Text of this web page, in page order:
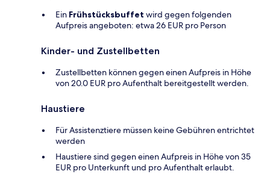
Ein Frühstücksbuffet wird gegen folgenden
Aufpreis angeboten: etwa 26 EUR pro Person
Kinder- und Zustellbetten
Zustellbetten können gegen einen Aufpreis in Höhe
von 20.0 EUR pro Aufenthalt bereitgestellt werden.
Haustiere
Für Assistenztiere müssen keine Gebühren entrichtet
werden
Haustiere sind gegen einen Aufpreis in Höhe von 35
EUR pro Unterkunft und pro Aufenthalt erlaubt.